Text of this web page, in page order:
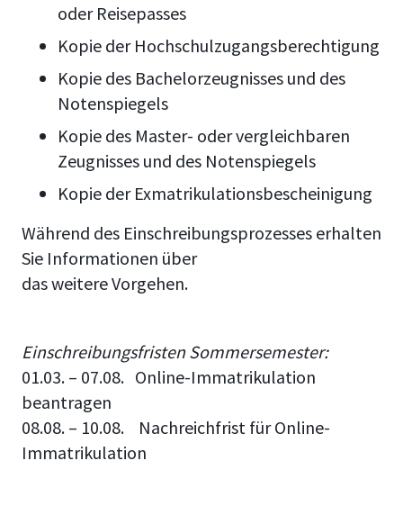
oder Reisepasses
Kopie der Hochschulzugangsberechtigung
Kopie des Bachelorzeugnisses und des
Notenspiegels
Kopie des Master- oder vergleichbaren
Zeugnisses und des Notenspiegels
Kopie der Exmatrikulationsbescheinigung
Während des Einschreibungsprozesses erhalten
Sie Informationen über
das weitere Vorgehen.
Einschreibungsfristen Sommersemester:
01.03. – 07.08. Online-Immatrikulation
beantragen
08.08. – 10.08. Nachreichfrist für Online-
Immatrikulation